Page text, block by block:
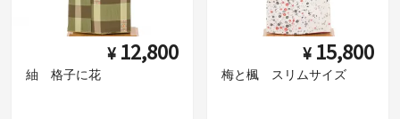
¥ 12,800
紬 格子に花
¥ 15,800
梅と楓 スリムサイズ